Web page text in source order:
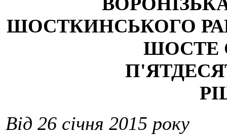
ШОСТКИНСЬКОГО
ШОСТЕ
Від 26 січня 2015 року